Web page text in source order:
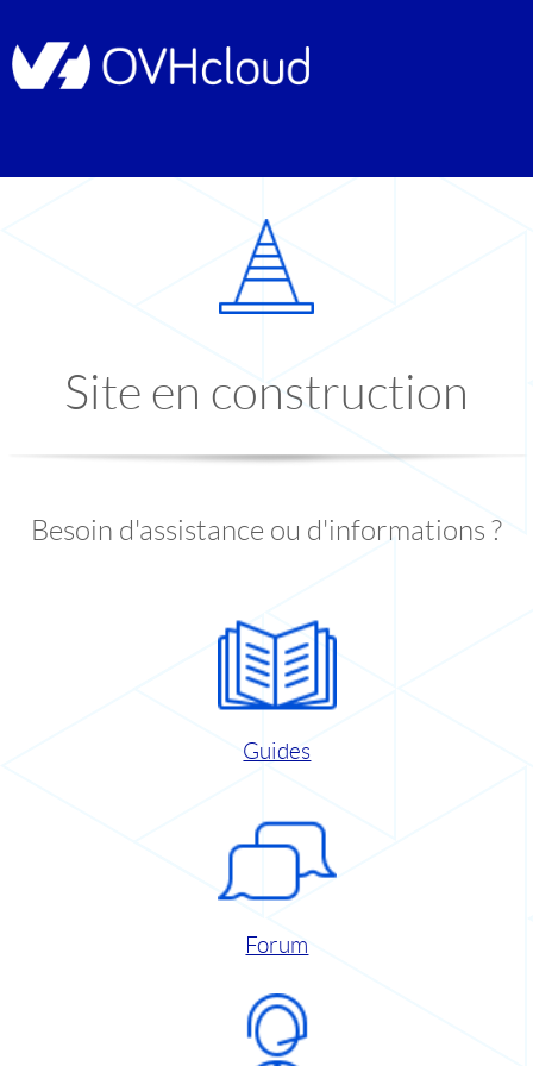
Site en construction
Besoin d'assistance ou d'informations ?
Guides
Forum